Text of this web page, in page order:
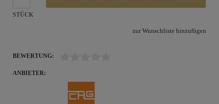
STÜCK
zur Wunschliste hinzufügen
BEWERTUNG:
ANBIETER: